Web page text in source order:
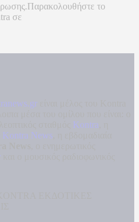
το
σε
Kontra
Kontra News